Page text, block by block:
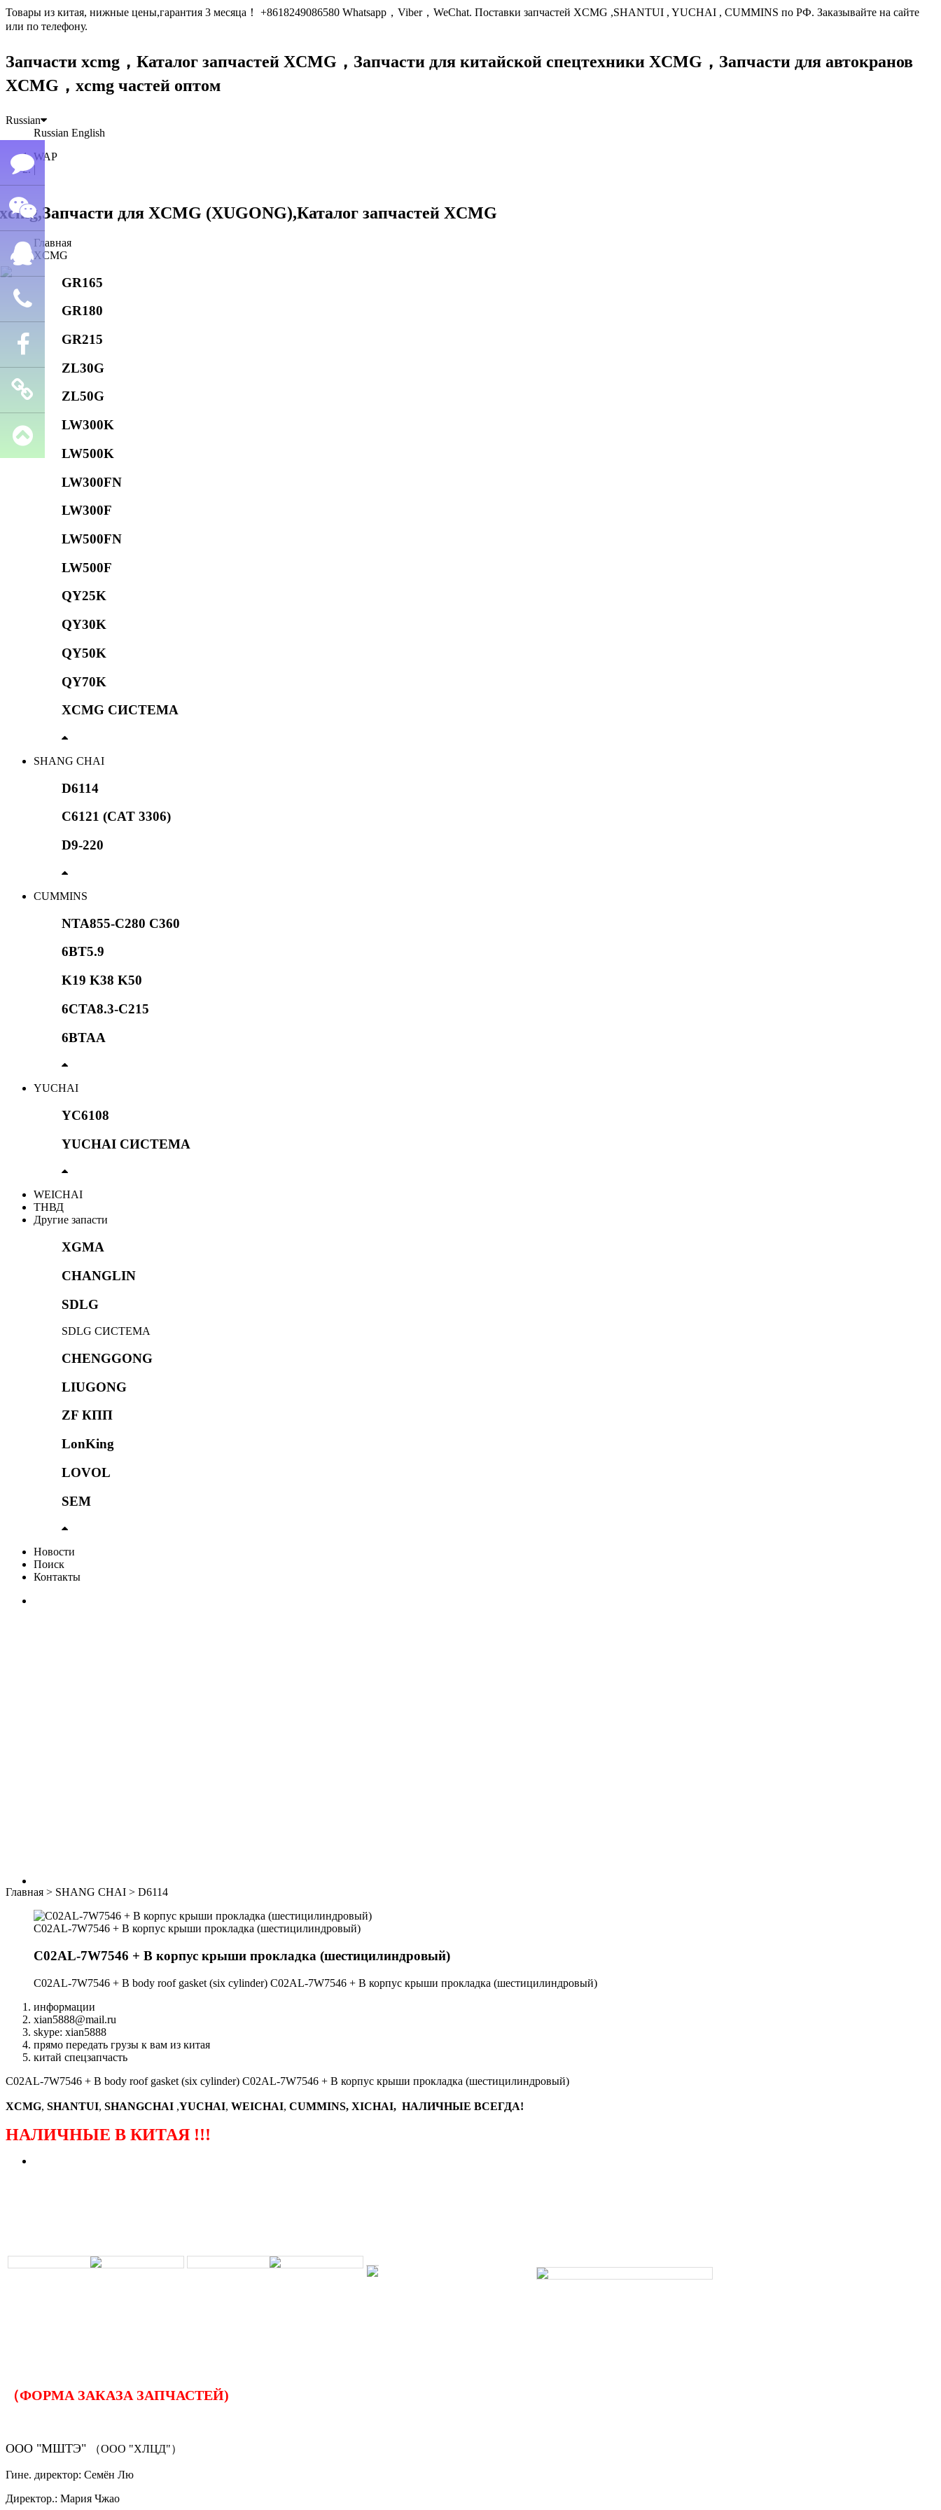
Товары из китая, нижные цены,гарантия 3 месяца！ +8618249086580 Whatsapp，Viber，WeChat. Поставки запчастей XCMG ,SHANTUI , YUCHAI , CUMMINS по РФ. Заказывайте на сайте
или по телефону.
Запчасти xcmg，Каталог запчастей XCMG， Запчасти для китайской спецтехники XCMG， Запчасти для автокранов
XCMG，xcmg частей оптом
Russian
Russian English
WAP
|
Главная
XCMG
GR165
GR180
GR215
ZL30G
ZL50G
LW300K
LW500K
LW300FN
LW300F
LW500FN
LW500F
QY25K
QY30K
QY50K
QY70K
XCMG СИСТЕМА
SHANG CHAI
D6114
C6121 (CAT 3306)
D9-220
CUMMINS
NTA855-C280 C360
6BT5.9
K19 K38 K50
6CTA8.3-C215
6BTAA
YUCHAI
YC6108
YUCHAI СИСТЕМА
WEICHAI
ТНВД
Другие запасти
XGMA
CHANGLIN
SDLG
SDLG СИСТЕМА
CHENGGONG
LIUGONG
ZF КПП
LonKing
LOVOL
SEM
Новости
Поиск
Контакты
Главная > SHANG CHAI > D6114
C02AL-7W7546 + B корпус крыши прокладка (шестицилиндровый)
C02AL-7W7546 + B корпус крыши прокладка (шестицилиндровый)
C02AL-7W7546 + B body roof gasket (six cylinder) C02AL-7W7546 + B корпус крыши прокладка (шестицилиндровый)
информации
xian5888@mail.ru
skype: xian5888
прямо передать грузы к вам из китая
китай спецзапчасть
C02AL-7W7546 + B body roof gasket (six cylinder) C02AL-7W7546 + B корпус крыши прокладка (шестицилиндровый)
XCMG, SHANTUI, SHANGCHAI ,YUCHAI, WEICHAI, CUMMINS, XICHAI, НАЛИЧНЫЕ ВСЕГДА!
НАЛИЧНЫЕ В КИТАЯ !!!
（ФОРМА ЗАКАЗА ЗАПЧАСТЕЙ)
ООО "МШТЭ" （ООО "ХЛЦД"）
Гине. директор: Семён Лю
Директор.: Мария Чжао
Семён
лю
WeChat
QQ
Телефон
Facebook
Запчасти